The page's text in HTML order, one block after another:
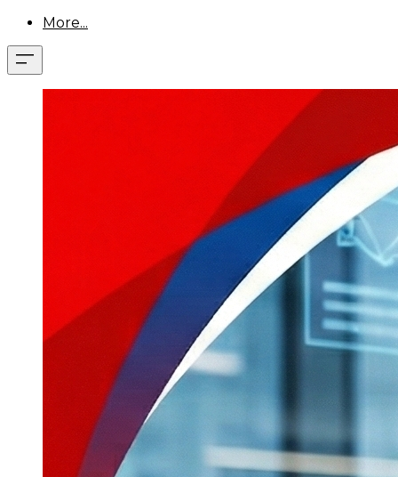
More...